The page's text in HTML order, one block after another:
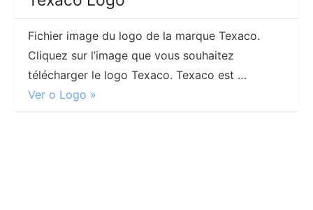
Fichier image du logo de la marque Texaco.
Cliquez sur l’image que vous souhaitez
télécharger le logo Texaco. Texaco est …
Ver o Logo »